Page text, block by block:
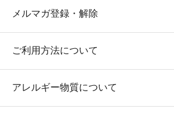
メルマガ登録・解除
ご利用方法について
アレルギー物質について